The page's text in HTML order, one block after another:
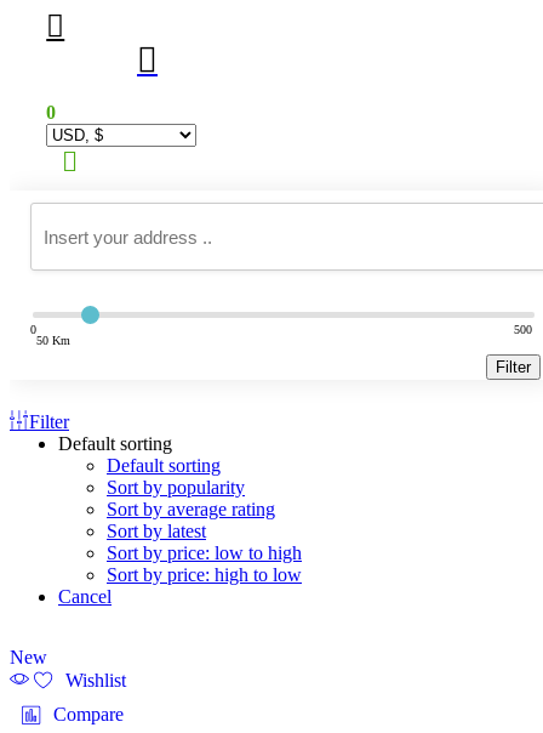
0
Main
0
50 Km
500
Filter
Filter
Default sorting
Default sorting
Sort by popularity
Sort by average rating
Sort by latest
Sort by price: low to high
Sort by price: high to low
Cancel
New
Wishlist
Compare